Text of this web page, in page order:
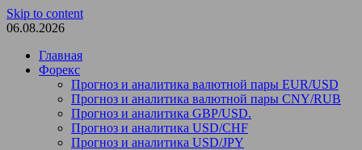
Skip to content
06.08.2026
Главная
Форекс
Прогноз и аналитика валютной пары EUR/USD
Прогноз и аналитика валютной пары CNY/RUB
Прогноз и аналитика GBP/USD.
Прогноз и аналитика USD/CHF
Прогноз и аналитика USD/JPY